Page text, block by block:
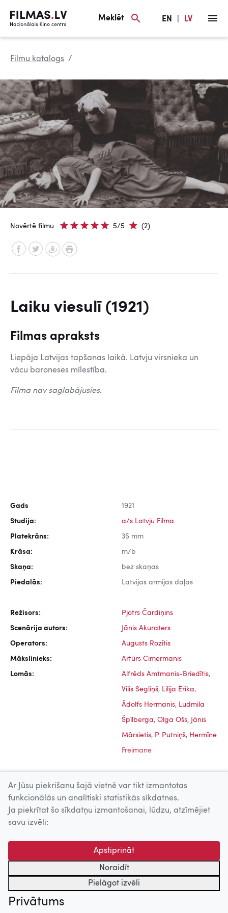
Meklēt EN LV
Filmu katalogs
Novērtē filmu 5/5 (2)
Laiku viesulī (1921)
Filmas apraksts
Liepāja Latvijas tapšanas laikā. Latvju virsnieka un
vācu baroneses mīlestība.
Filma nav saglabājusies.
Gads 1921
Studija: a/s Latvju Filma
Platekrāns: 35 mm
Krāsa: m/b
Skaņa: bez skaņas
Piedalās: Latvijas armijas daļas
Režisors: Pjotrs Čardiņins
Scenārija autors: Jānis Akuraters
Operators: Augusts Rozītis
Mākslinieks: Artūrs Cimermanis
Lomās: Alfrēds Amtmanis-Briedītis,
Vilis Segliņš, Lilija Ērika,
Ādolfs Hermanis, Ludmila
Špīlberga, Olga Ošs, Jānis
Mārsietis, P. Putniņš, Hermīne
Freimane
Uz augšu
© 2026 Nacionālais Kino centrs, Kultūras informācijas sistēmu
centrs. Sadarbības partneris: Latvijas Valsts
kinofotofonodokumentu arhīvs.
Ar Jūsu piekrišanu šajā vietnē var tikt izmantotas
funkcionālās un analītiski statistikās sīkdatnes.
Ja piekrītat šo sīkdatņu izmantošanai, lūdzu, atzīmējiet
savu izvēli:
Apstiprināt
Noraidīt
Pielāgot izvēli
Privātums